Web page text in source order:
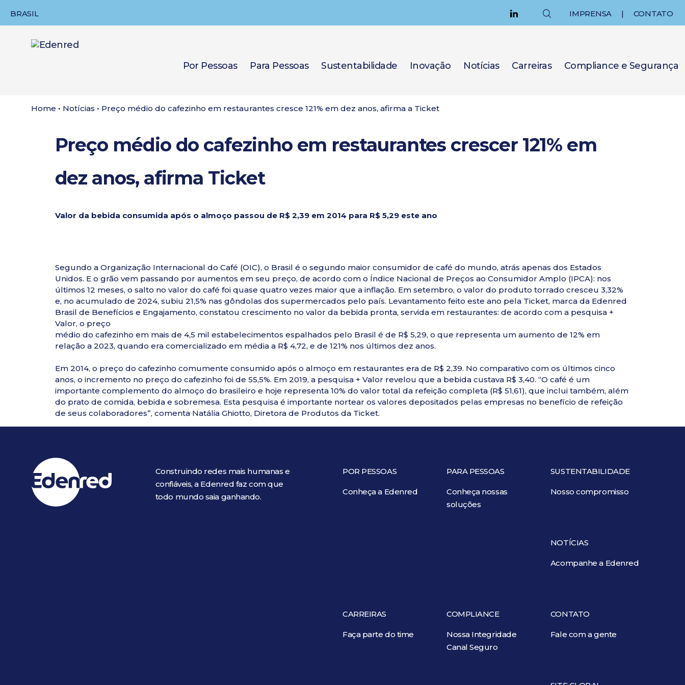
BRASIL IMPRENSA | CONTATO
Por Pessoas Para Pessoas Sustentabilidade Inovação Notícias Carreiras Compliance e Segurança
Home • Notícias • Preço médio do cafezinho em restaurantes cresce 121% em dez anos, afirma a Ticket
Preço médio do cafezinho em restaurantes crescer 121% em
dez anos, afirma Ticket
Valor da bebida consumida após o almoço passou de R$ 2,39 em 2014 para R$ 5,29 este ano
Segundo a Organização Internacional do Café (OIC), o Brasil é o segundo maior consumidor de café do mundo, atrás apenas dos Estados
Unidos. E o grão vem passando por aumentos em seu preço, de acordo com o Índice Nacional de Preços ao Consumidor Amplo (IPCA): nos
últimos 12 meses, o salto no valor do café foi quase quatro vezes maior que a inflação. Em setembro, o valor do produto torrado cresceu 3,32%
e, no acumulado de 2024, subiu 21,5% nas gôndolas dos supermercados pelo país. Levantamento feito este ano pela Ticket, marca da Edenred
Brasil de Benefícios e Engajamento, constatou crescimento no valor da bebida pronta, servida em restaurantes: de acordo com a pesquisa +
Valor, o preço
médio do cafezinho em mais de 4,5 mil estabelecimentos espalhados pelo Brasil é de R$ 5,29, o que representa um aumento de 12% em
relação a 2023, quando era comercializado em média a R$ 4,72, e de 121% nos últimos dez anos.
Em 2014, o preço do cafezinho comumente consumido após o almoço em restaurantes era de R$ 2,39. No comparativo com os últimos cinco
anos, o incremento no preço do cafezinho foi de 55,5%. Em 2019, a pesquisa + Valor revelou que a bebida custava R$ 3,40. “O café é um
importante complemento do almoço do brasileiro e hoje representa 10% do valor total da refeição completa (R$ 51,61), que inclui também, além
do prato de comida, bebida e sobremesa. Esta pesquisa é importante nortear os valores depositados pelas empresas no benefício de refeição
de seus colaboradores”, comenta Natália Ghiotto, Diretora de Produtos da Ticket.
Construindo redes mais humanas e
confiáveis, a Edenred faz com que
todo mundo saia ganhando.
POR PESSOAS
Conheça a Edenred
PARA PESSOAS
Conheça nossas
soluções
SUSTENTABILIDADE
Nosso compromisso
NOTÍCIAS
Acompanhe a Edenred
CARREIRAS
Faça parte do time
COMPLIANCE
Nossa Integridade
Canal Seguro
CONTATO
Fale com a gente